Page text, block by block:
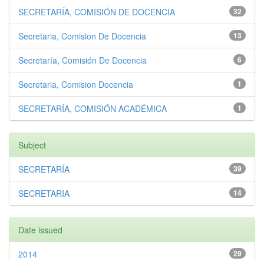
32
SECRETARÍA, COMISIÓN DE DOCENCIA
13
Secretaria, Comision De Docencia
6
Secretaría, Comisión De Docencia
1
Secretaria, Comision Docencia
1
SECRETARÍA, COMISIÓN ACADÉMICA
Subject
39
SECRETARÍA
14
SECRETARIA
Date issued
29
2014